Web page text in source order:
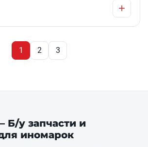
1 2 3
Б/у запчасти и
иномарок